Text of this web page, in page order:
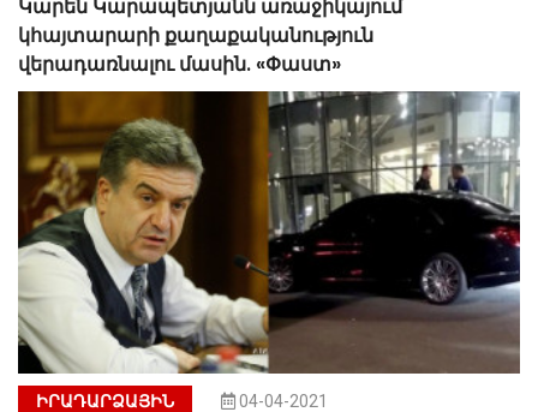
Կարեն Կարապետյանն առաջիկայում
կհայտարարի քաղաքականություն
վերադառնալու մասին. «Փաստ»
ԻՐԱԴԱՐՁԱՅԻՆ 04-04-2021